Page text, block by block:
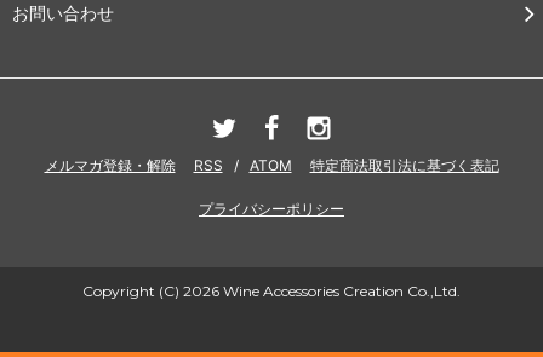
お問い合わせ
メルマガ登録・解除 RSS / ATOM 特定商法取引法に基づく表記
プライバシーポリシー
Copyright (C) 2026 Wine Accessories Creation Co.,Ltd.